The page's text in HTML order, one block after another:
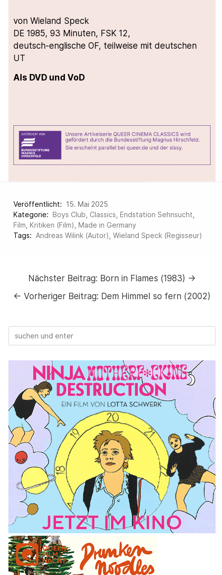
von Wieland Speck
DE 1985, 93 Minuten, FSK 12,
deutsch-englische OF, teilweise mit deutschen
UT
Als DVD und VoD
Veröffentlicht: 15. Mai 2025
Kategorie: Boys Club Classics ,Endstation Sehnsucht
Film ,Kritiken (Film) ,Made in Germany
Tags: Andreas Wilink (Autor) ,Wieland Speck (Regisseur)
Nächster Beitrag: Born in Flames (1983) →
← Vorheriger Beitrag: Dem Himmel so fern (2002)